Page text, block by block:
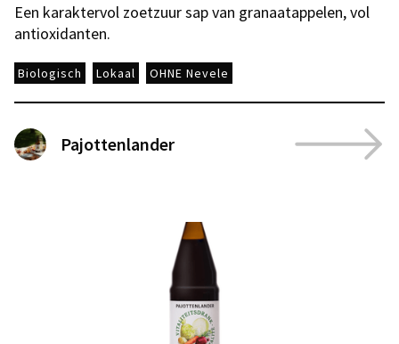
Een karaktervol zoetzuur sap van granaatappelen, vol
antioxidanten.
Biologisch Lokaal OHNE Nevele
Pajottenlander